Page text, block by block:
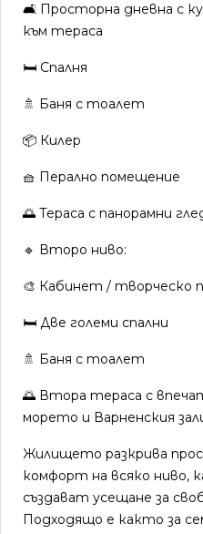
🛋️ Просторна дневна с
към тераса
🛏️ Спалня
🚿 Баня с тоалет
📦 Килер
🧺 Перално помещение
🌅 Тераса с панорамни
🔹 Второ ниво:
🎨 Кабинет / творческо
🛏️ Две големи спални
🚿 Баня с тоалет
🌅 Втора тераса с
морето и Варненския
Жилището разкрива
комфорт на всяко ниво,
създават усещане за
Подходящо е както за